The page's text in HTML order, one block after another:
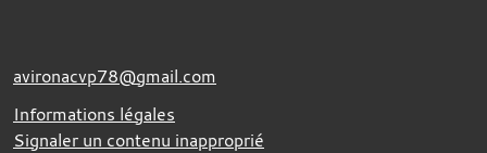
avironacvp78@gmail.com
Informations légales
Signaler un contenu inapproprié